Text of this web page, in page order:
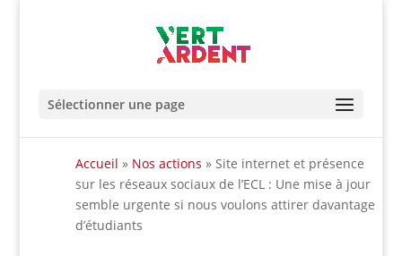
Sélectionner une page
Accueil » Nos actions »Site internet et présence
sur les réseaux sociaux de l’ECL : Une mise à jour
semble urgente si nous voulons attirer davantage
d’étudiants